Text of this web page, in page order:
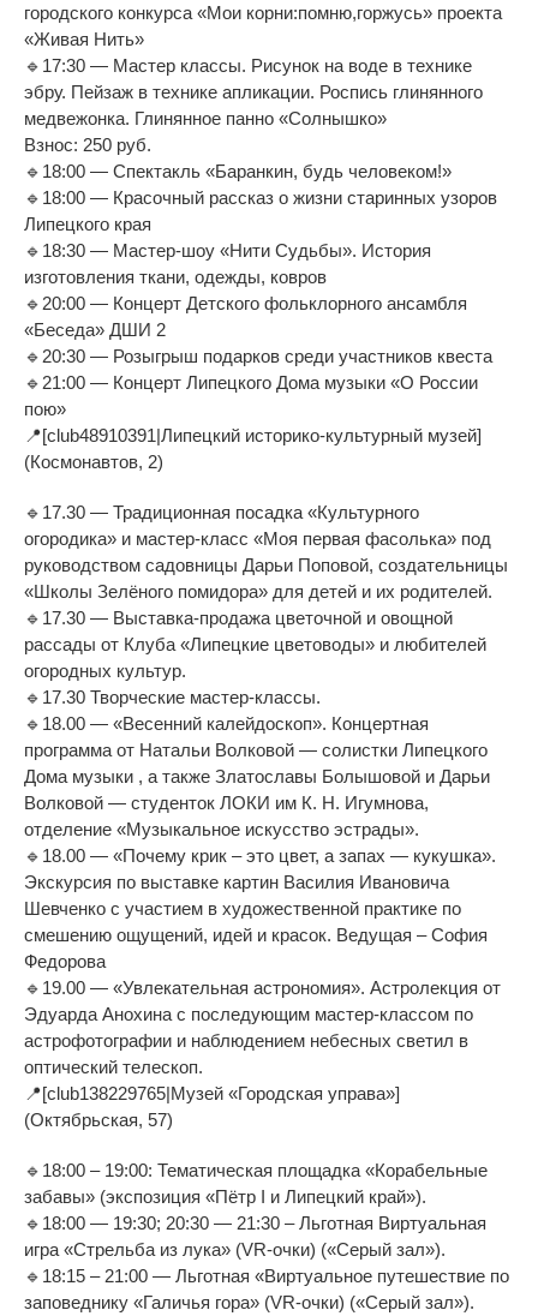
городского конкурса «Мои корни:помню,горжусь» проекта
«Живая Нить»
🔹17:30 — Мастер классы. Рисунок на воде в технике
эбру. Пейзаж в технике апликации. Роспись глинянного
медвежонка. Глинянное панно «Солнышко»
Взнос: 250 руб.
🔹18:00 — Спектакль «Баранкин, будь человеком!»
🔹18:00 — Красочный рассказ о жизни старинных узоров
Липецкого края
🔹18:30 — Мастер-шоу «Нити Судьбы». История
изготовления ткани, одежды, ковров
🔹20:00 — Концерт Детского фольклорного ансамбля
«Беседа» ДШИ 2
🔹20:30 — Розыгрыш подарков среди участников квеста
🔹21:00 — Концерт Липецкого Дома музыки «О России
пою»
📍[club48910391|Липецкий историко-культурный музей]
(Космонавтов, 2)
🔹17.30 — Традиционная посадка «Культурного
огородика» и мастер-класс «Моя первая фасолька» под
руководством садовницы Дарьи Поповой, создательницы
«Школы Зелёного помидора» для детей и их родителей.
🔹17.30 — Выставка-продажа цветочной и овощной
рассады от Клуба «Липецкие цветоводы» и любителей
огородных культур.
🔹17.30 Творческие мастер-классы.
🔹18.00 — «Весенний калейдоскоп». Концертная
программа от Натальи Волковой — солистки Липецкого
Дома музыки , а также Златославы Болышовой и Дарьи
Волковой — студенток ЛОКИ им К. Н. Игумнова,
отделение «Музыкальное искусство эстрады».
🔹18.00 — «Почему крик – это цвет, а запах — кукушка».
Экскурсия по выставке картин Василия Ивановича
Шевченко с участием в художественной практике по
смешению ощущений, идей и красок. Ведущая – София
Федорова
🔹19.00 — «Увлекательная астрономия». Астролекция от
Эдуарда Анохина с последующим мастер-классом по
астрофотографии и наблюдением небесных светил в
оптический телескоп.
📍[club138229765|Музей «Городская управа»]
(Октябрьская, 57)
🔹18:00 – 19:00: Тематическая площадка «Корабельные
забавы» (экспозиция «Пётр I и Липецкий край»).
🔹18:00 — 19:30; 20:30 — 21:30 – Льготная Виртуальная
игра «Стрельба из лука» (VR-очки) («Серый зал»).
🔹18:15 – 21:00 — Льготная «Виртуальное путешествие по
заповеднику «Галичья гора» (VR-очки) («Серый зал»).